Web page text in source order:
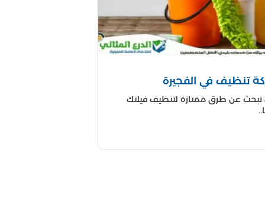
تنظيف في الفجيرة
عن طرق ممتازة لتنظيف فيلتك